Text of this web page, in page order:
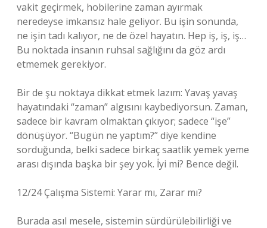
vakit geçirmek, hobilerine zaman ayırmak
neredeyse imkansız hale geliyor. Bu işin sonunda,
ne işin tadı kalıyor, ne de özel hayatın. Hep iş, iş, iş…
Bu noktada insanın ruhsal sağlığını da göz ardı
etmemek gerekiyor.
Bir de şu noktaya dikkat etmek lazım: Yavaş yavaş
hayatındaki “zaman” algısını kaybediyorsun. Zaman,
sadece bir kavram olmaktan çıkıyor; sadece “işe”
dönüşüyor. “Bugün ne yaptım?” diye kendine
sorduğunda, belki sadece birkaç saatlik yemek yeme
arası dışında başka bir şey yok. İyi mi? Bence değil.
12/24 Çalışma Sistemi: Yarar mı, Zarar mı?
Burada asıl mesele, sistemin sürdürülebilirliği ve